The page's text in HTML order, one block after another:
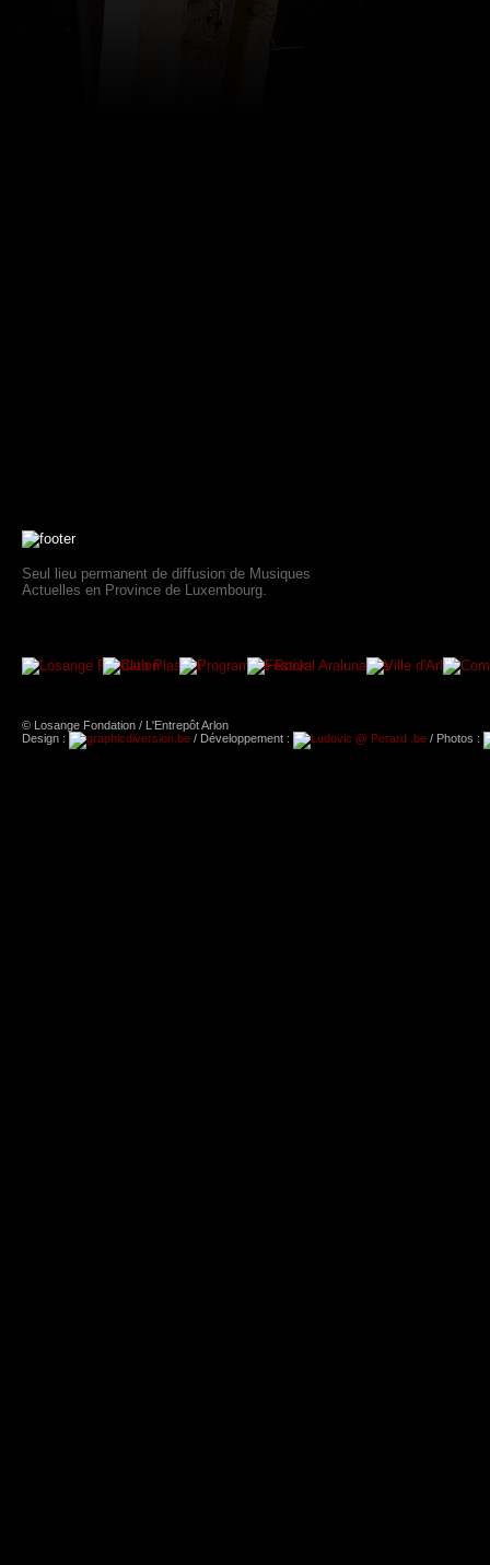
Seul lieu permanent de diffusion de Musiques
Actuelles en Province de Luxembourg.
© Losange Fondation / L'Entrepôt Arlon
Design :
/ Développement : / Photos :